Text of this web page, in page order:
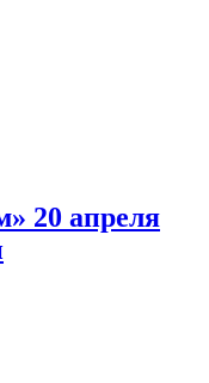
20 апреля